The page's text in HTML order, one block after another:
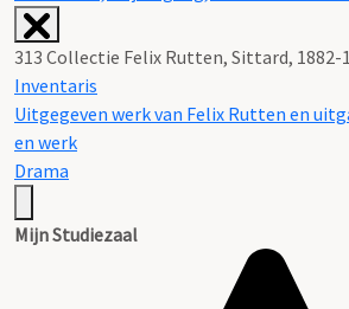
313 Collectie Felix Rutten, Sittard, 1882-
Inventaris
Uitgegeven werk van Felix Rutten en
en werk
Drama
Mijn Studiezaal